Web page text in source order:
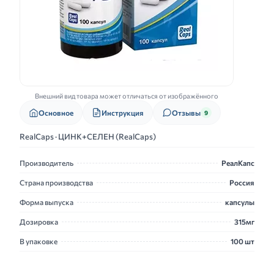
Внешний вид товара может отличаться от изображённого
Основное Инструкция Отзывы 9
RealCaps · ЦИНК+СЕЛЕН (RealCaps)
Производитель РеалКапс
Страна производства Россия
Форма выпуска капсулы
Дозировка 315мг
В упаковке 100 шт